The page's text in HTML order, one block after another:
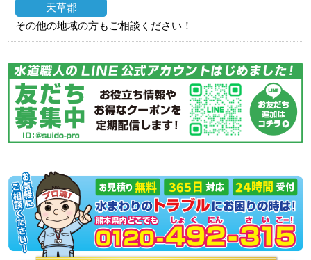
天草郡
その他の地域の方もご相談ください！